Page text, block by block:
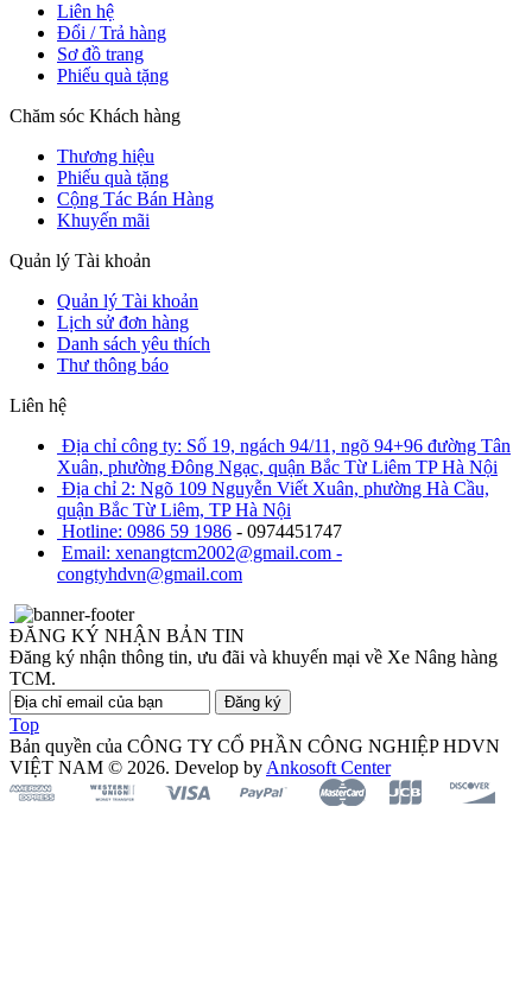
Liên hệ
Đổi / Trả hàng
Sơ đồ trang
Phiếu quà tặng
Chăm sóc Khách hàng
Thương hiệu
Phiếu quà tặng
Cộng Tác Bán Hàng
Khuyến mãi
Quản lý Tài khoản
Quản lý Tài khoản
Lịch sử đơn hàng
Danh sách yêu thích
Thư thông báo
Liên hệ
Địa chỉ công ty: Số 19, ngách 94/11, ngõ 94+96 đường Tân
Xuân, phường Đông Ngạc, quận Bắc Từ Liêm TP Hà Nội
Địa chỉ 2: Ngõ 109 Nguyễn Viết Xuân, phường Hà Cầu,
quận Bắc Từ Liêm, TP Hà Nội
Hotline: 0986 59 1986 - 0974451747
Email: xenangtcm2002@gmail.com -
congtyhdvn@gmail.com
ĐĂNG KÝ NHẬN BẢN TIN
Đăng ký nhận thông tin, ưu đãi và khuyến mại về Xe Nâng hàng
TCM.
Đăng ký
Top
Bản quyền của CÔNG TY CỔ PHẦN CÔNG NGHIỆP HDVN
VIỆT NAM © 2026. Develop by Ankosoft Center